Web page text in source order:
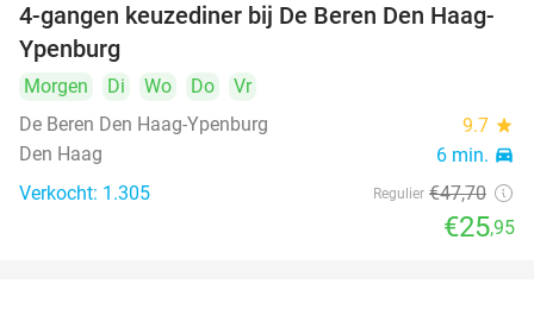
46%
4-gangen keuzediner bij De Beren Den Haag-
Ypenburg
Morgen Di Wo Do
Vr
De Beren Den Haag-Ypenburg
9.7 star
Den Haag 6 min. directions_car
Verkocht: 1.305 Regulier €47,70
€25,95